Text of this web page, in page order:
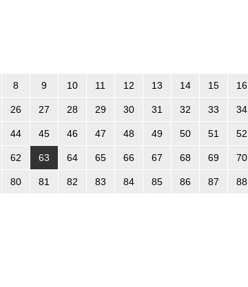
8 9 10 11 12 13 14 15 16
26 27 28 29 30 31 32 33 34
44 45 46 47 48 49 50 51 52
62 63 64 65 66 67 68 69 70
80 81 82 83 84 85 86 87 88